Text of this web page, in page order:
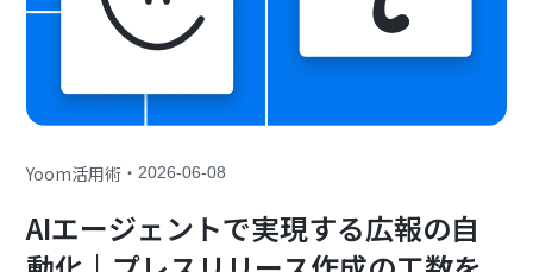
Yoom活用術 ・2026-06-08
AIエージェントで実現する広報の自